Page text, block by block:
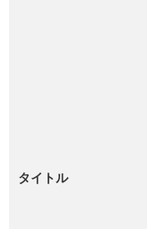
タイトル